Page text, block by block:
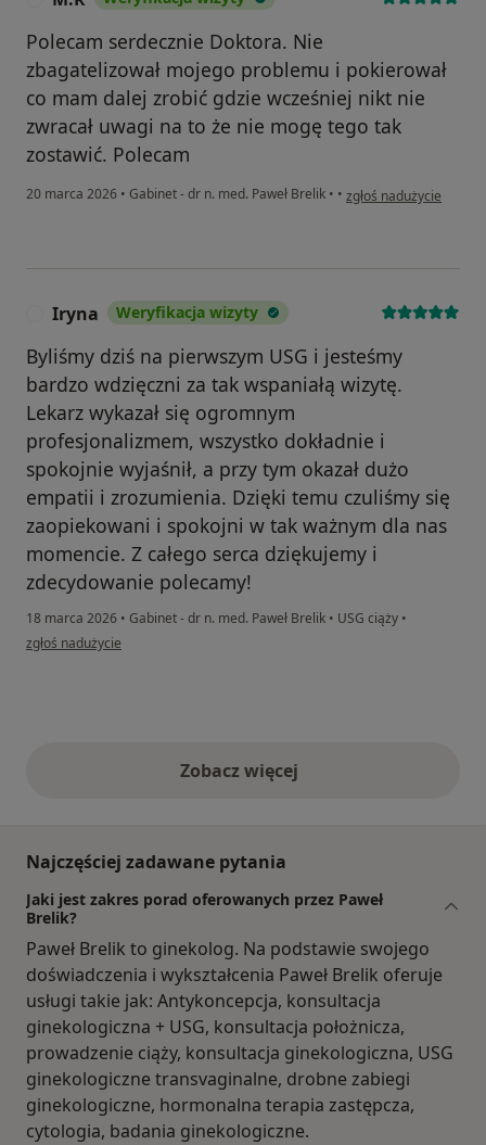
Polecam serdecznie Doktora. Nie
zbagatelizował mojego problemu i pokierował
co mam dalej zrobić gdzie wcześniej nikt nie
zwracał uwagi na to że nie mogę tego tak
zostawić. Polecam
20 marca 2026 • Gabinet - dr n. med. Paweł Brelik • • w opinii użytkownika
zgłoś nadużycie
Iryna Weryfikacja wizyty
Byliśmy dziś na pierwszym USG i jesteśmy
bardzo wdzięczni za tak wspaniałą wizytę.
Lekarz wykazał się ogromnym
profesjonalizmem, wszystko dokładnie i
spokojnie wyjaśnił, a przy tym okazał dużo
empatii i zrozumienia. Dzięki temu czuliśmy się
zaopiekowani i spokojni w tak ważnym dla nas
momencie. Z całego serca dziękujemy i
zdecydowanie polecamy!
18 marca 2026 • Gabinet - dr n. med. Paweł Brelik • USG ciąży •
w opinii użytkownika Iryna
zgłoś nadużycie
Zobacz więcejopinie powyżej
Najczęściej zadawane pytania
Jaki jest zakres porad oferowanych przez Paweł
Brelik?
Paweł Brelik to ginekolog. Na podstawie swojego
doświadczenia i wykształcenia Paweł Brelik oferuje
usługi takie jak: Antykoncepcja, konsultacja
ginekologiczna + USG, konsultacja położnicza,
prowadzenie ciąży, konsultacja ginekologiczna, USG
ginekologiczne transvaginalne, drobne zabiegi
ginekologiczne, hormonalna terapia zastępcza,
cytologia, badania ginekologiczne.